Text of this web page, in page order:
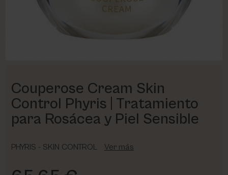
Couperose Cream Skin
Control Phyris | Tratamiento
para Rosácea y Piel Sensible
PHYRIS - SKIN CONTROL Ver más
PHARM FOOT
VICTORIA VYNN